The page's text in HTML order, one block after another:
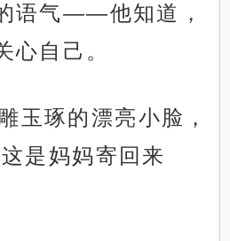
语气——他知道，
心自己。
玉琢的漂亮小脸，
是妈妈寄回来